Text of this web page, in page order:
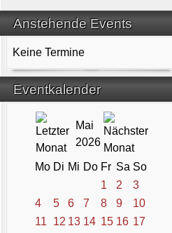
Anstehende Events
Keine Termine
Eventkalender
Mai
2026
Mo Di Mi Do Fr Sa So
1
2
3
4
5 6 7 8 9
10
11
12 13 14 15 16 17